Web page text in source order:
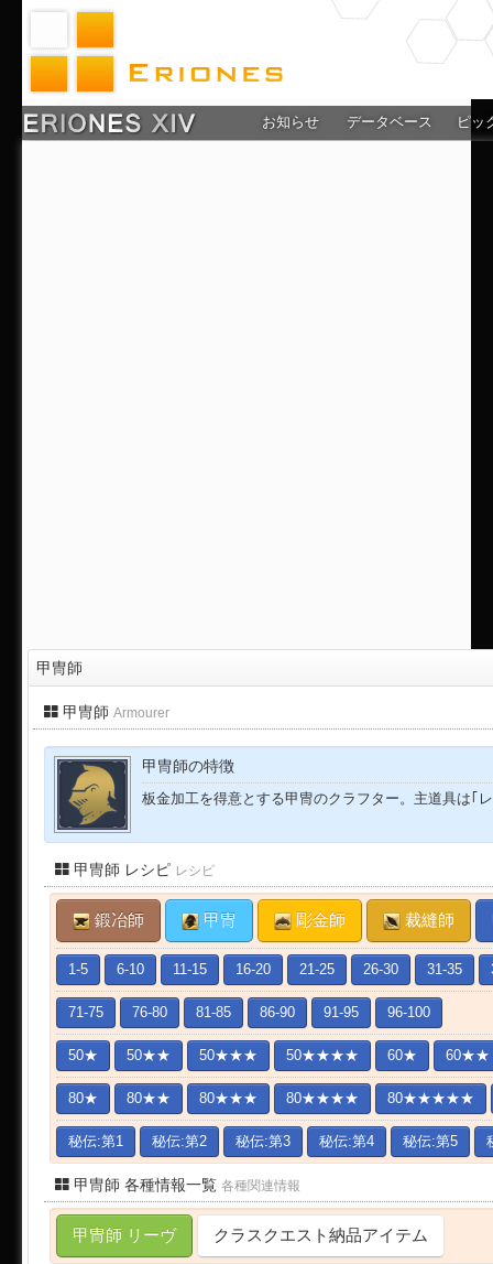
お知らせ データベース ピッ
甲冑師
甲冑師 Armourer
甲冑師の特徴
板金加工を得意とする甲冑のクラフター。主道具は｢
甲冑師 レシピ レシピ
鍛冶師 甲冑 彫金師 裁縫師
1-5 6-10 11-15 16-20 21-25 26-30 31-35
71-75 76-80 81-85 86-90 91-95 96-100
50★ 50★★ 50★★★ 50★★★★ 60★ 60★★
80★ 80★★ 80★★★ 80★★★★ 80★★★★★
秘伝:第1 秘伝:第2 秘伝:第3 秘伝:第4 秘伝:第5
甲冑師 各種情報一覧 各種関連情報
甲冑師 リーヴ クラスクエスト納品アイテム